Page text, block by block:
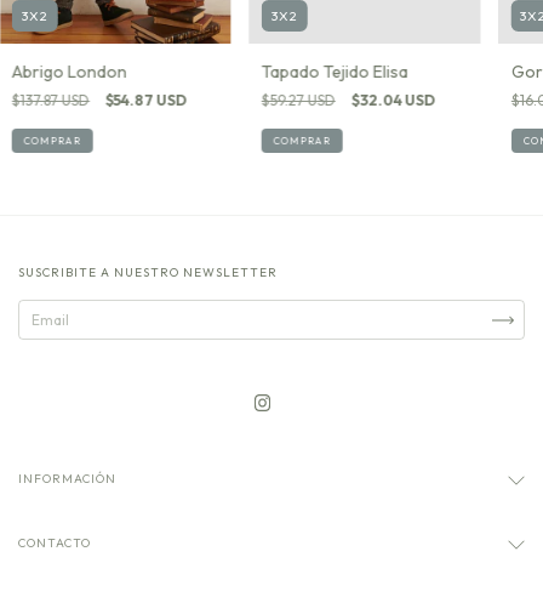
3X2
Abrigo London
$137.87 USD $54.87 USD
COMPRAR
3X2
Tapado Tejido Elisa
$59.27 USD $32.04 USD
COMPRAR
SUSCRIBITE A NUESTRO NEWSLETTER
INFORMACIÓN
CONTACTO